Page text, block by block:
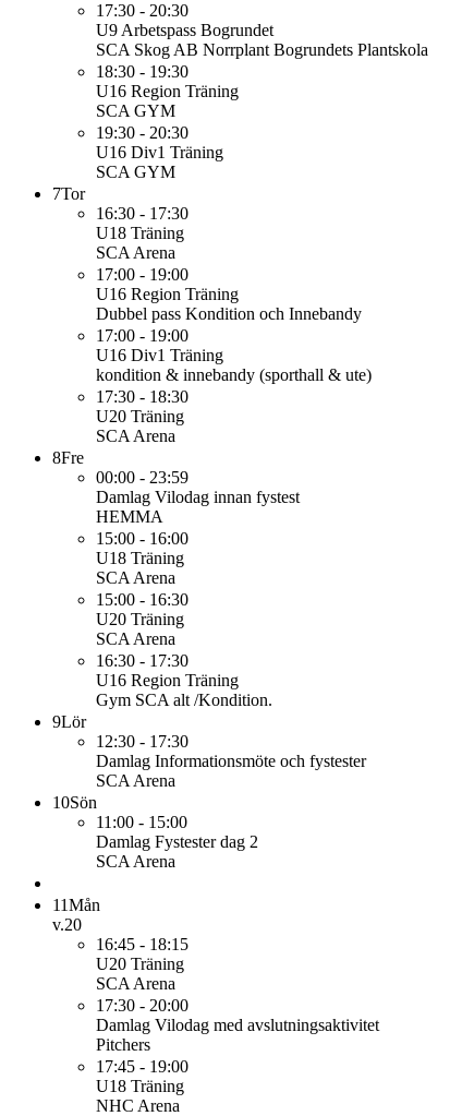
17:30 - 20:30
U9 Arbetspass Bogrundet
SCA Skog AB Norrplant Bogrundets Plantskola
18:30 - 19:30
U16 Region Träning
SCA GYM
19:30 - 20:30
U16 Div1 Träning
SCA GYM
7Tor
16:30 - 17:30
U18 Träning
SCA Arena
17:00 - 19:00
U16 Region Träning
Dubbel pass Kondition och Innebandy
17:00 - 19:00
U16 Div1 Träning
kondition & innebandy (sporthall & ute)
17:30 - 18:30
U20 Träning
SCA Arena
8Fre
00:00 - 23:59
Damlag Vilodag innan fystest
HEMMA
15:00 - 16:00
U18 Träning
SCA Arena
15:00 - 16:30
U20 Träning
SCA Arena
16:30 - 17:30
U16 Region Träning
Gym SCA alt /Kondition.
9Lör
12:30 - 17:30
Damlag Informationsmöte och fystester
SCA Arena
10Sön
11:00 - 15:00
Damlag Fystester dag 2
SCA Arena
11Mån
v.20
16:45 - 18:15
U20 Träning
SCA Arena
17:30 - 20:00
Damlag Vilodag med avslutningsaktivitet
Pitchers
17:45 - 19:00
U18 Träning
NHC Arena